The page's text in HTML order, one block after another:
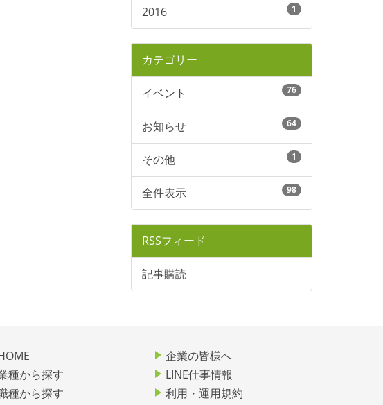
2016 1
カテゴリー
イベント 76
お知らせ 64
その他 1
全件表示 98
RSSフィード
記事購読
種から探す
種から探す
企業の皆様へ
LINE仕事情報
利用・運用規約